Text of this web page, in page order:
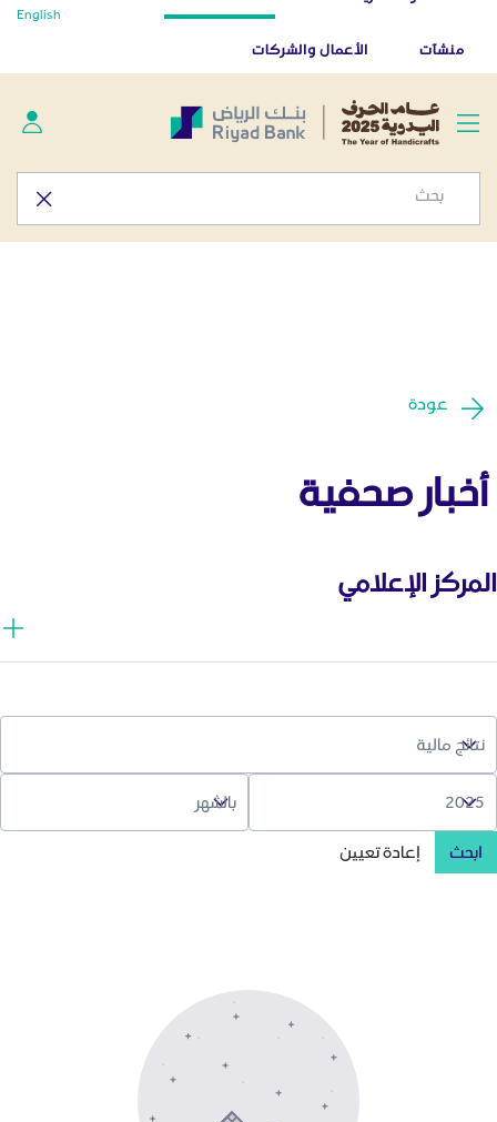
أخبار صحفية - المركز الإعلامي
تطبيق بنك الرياض
منشآت الأعمال والشركات
English
عودة
أخبار صحفية
المركز الإعلامي
ابحث إعادة تعيين